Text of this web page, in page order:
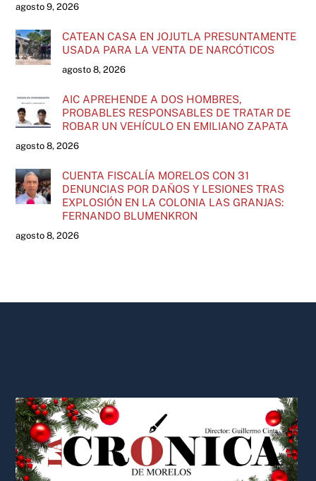
agosto 9, 2026
CATEAN CASA EN JOJUTLA PRESUNTAMENTE
USADA PARA LA VENTA DE NARCÓTICOS
agosto 8, 2026
AIC APREHENDE A DOS HOMBRES,
PROBABLES RESPONSABLES DE TRATAR DE
ROBAR UN VEHÍCULO EN EMILIANO ZAPATA
agosto 8, 2026
CUENTA FISCALÍA MORELOS CON 31
DENUNCIAS POR DAÑOS Y LESIONES TRAS
EXPLOSIÓN EN LA COLONIA LAS GRANJAS:
FERNANDO BLUMENKRON
agosto 8, 2026
To
Top